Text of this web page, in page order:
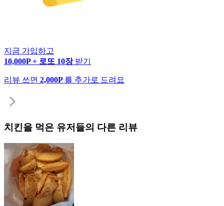
지금 가입하고
10,000P + 로또 10장 받기
리뷰 쓰면 2,000P 를 추가로 드려요
치킨을 먹은 유저들의 다른 리뷰